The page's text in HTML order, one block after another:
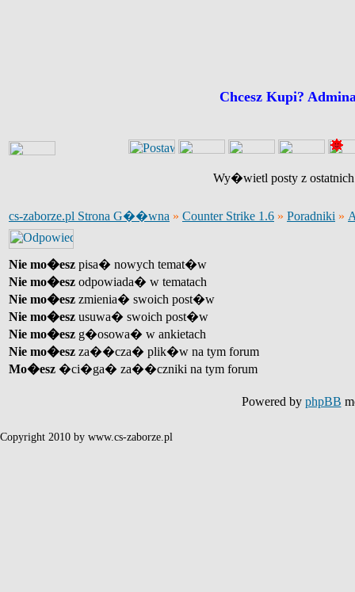
Chcesz Kupi?
Wy�wietl posty z
cs-zaborze.pl Strona G��wna » Counter Strike 1.6 » Poradniki »
Nie mo�esz pisa� nowych temat�w
Nie mo�esz odpowiada� w tematach
Nie mo�esz zmienia� swoich post�w
Nie mo�esz usuwa� swoich post�w
Nie mo�esz g�osowa� w ankietach
Nie mo�esz za��cza� plik�w na tym forum
Mo�esz �ci�ga� za��czniki na tym forum
Powered by phpBB
Copyright 2010 by www.cs-zaborze.pl